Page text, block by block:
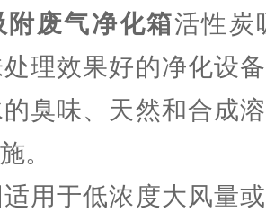
附废气净化箱活性炭
理效果好的净化设
臭味、天然和合成
。
用于低浓度大风量